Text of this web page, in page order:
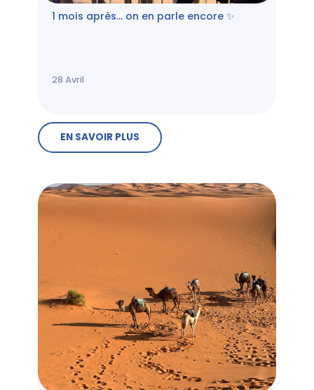
1 mois après… on en parle encore ✨
28 Avril
EN SAVOIR PLUS